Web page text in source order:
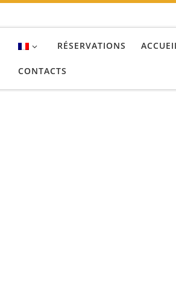
RÉSERVATIONS
CONTACTS